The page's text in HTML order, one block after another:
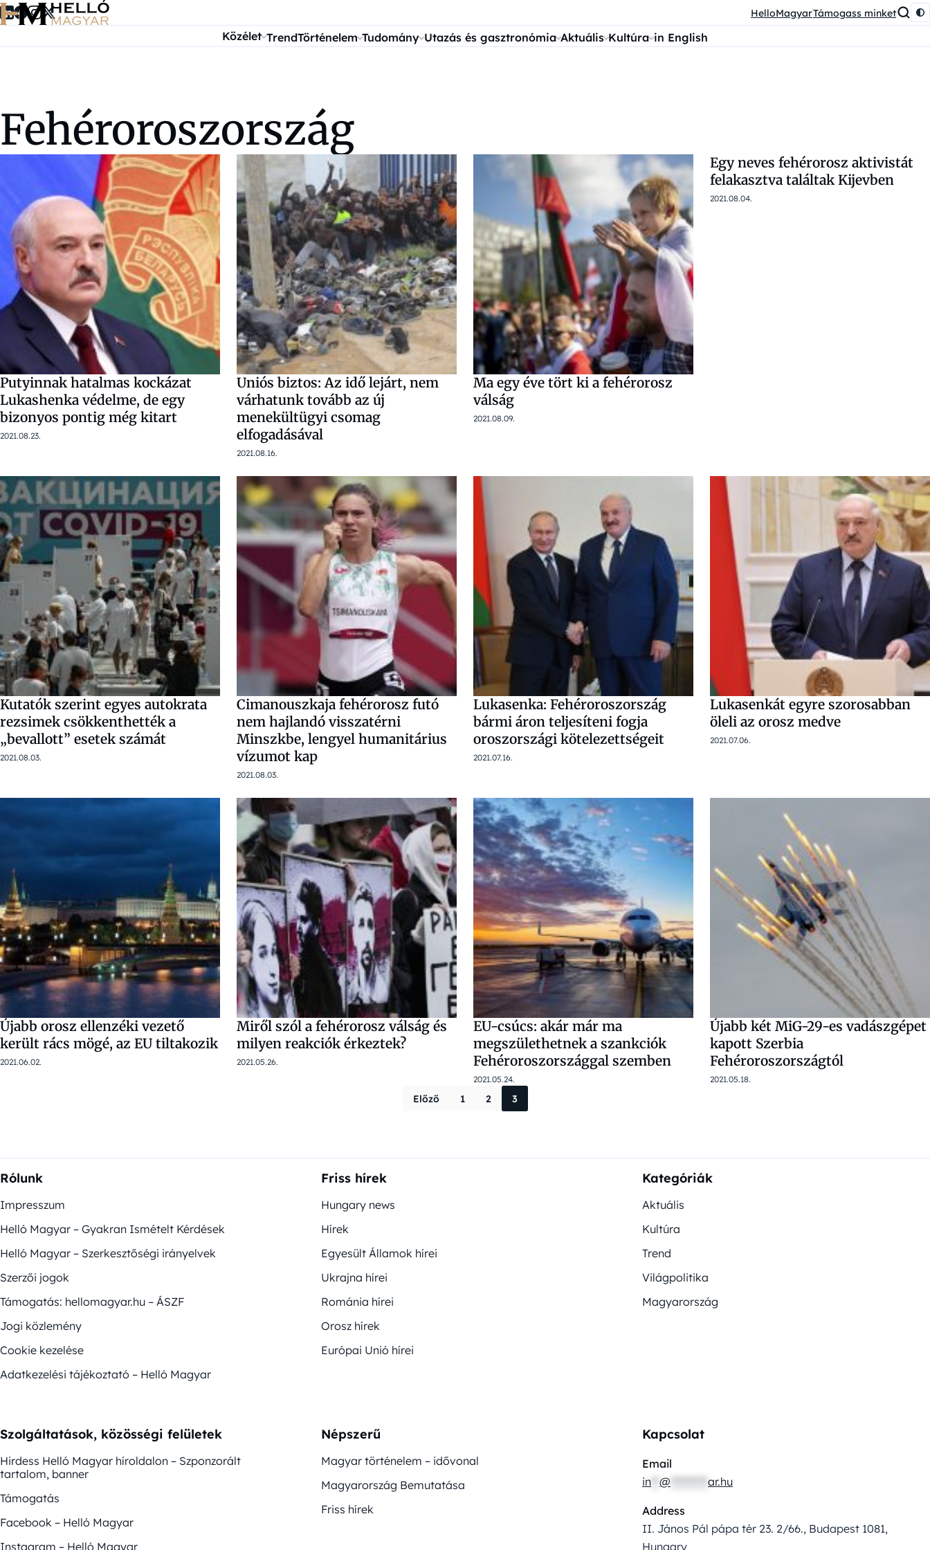
Ugrás a tartalomra HelloMagyarTámogass minket
Közélet TrendTörténelem Tudomány Utazás és gasztronómia Aktuális Kultúra in English
Fehéroroszország
Putyinnak hatalmas kockázat
Lukashenka védelme, de egy
bizonyos pontig még kitart
2021.08.23.
Uniós biztos: Az idő lejárt, nem
várhatunk tovább az új
menekültügyi csomag
elfogadásával
2021.08.16.
Ma egy éve tört ki a fehérorosz
válság
2021.08.09.
Egy neves fehérorosz aktivistát
felakasztva találtak Kijevben
2021.08.04.
Kutatók szerint egyes autokrata
rezsimek csökkenthették a
„bevallott” esetek számát
2021.08.03.
Cimanouszkaja fehérorosz futó
nem hajlandó visszatérni
Minszkbe, lengyel humanitárius
vízumot kap
2021.08.03.
Lukasenka: Fehéroroszország
bármi áron teljesíteni fogja
oroszországi kötelezettségeit
2021.07.16.
Lukasenkát egyre szorosabban
öleli az orosz medve
2021.07.06.
Újabb orosz ellenzéki vezető
került rács mögé, az EU tiltakozik
2021.06.02.
Miről szól a fehérorosz válság és
milyen reakciók érkeztek?
2021.05.26.
EU-csúcs: akár már ma
megszülethetnek a szankciók
Fehéroroszországgal szemben
2021.05.24.
Újabb két MiG-29-es vadászgépet
kapott Szerbia
Fehéroroszországtól
2021.05.18.
Bejegyzések lapozása
Előző 1 2 3
Rólunk
Impresszum
Helló Magyar – Gyakran Ismételt Kérdések
Helló Magyar – Szerkesztőségi irányelvek
Szerzői jogok
Támogatás: hellomagyar.hu – ÁSZF
Jogi közlemény
Cookie kezelése
Adatkezelési tájékoztató – Helló Magyar
Friss hírek
Hungary news
Hírek
Egyesült Államok hírei
Ukrajna hírei
Románia hírei
Orosz hírek
Európai Unió hírei
Kategóriák
Aktuális
Kultúra
Trend
Világpolitika
Magyarország
Szolgáltatások, közösségi felületek
Hirdess Helló Magyar híroldalon – Szponzorált
tartalom, banner
Támogatás
Facebook – Helló Magyar
Instagram – Helló Magyar
Népszerű
Magyar történelem – idővonal
Magyarország Bemutatása
Friss hírek
Kapcsolat
Email
in @ ar.hu
Address
II. János Pál pápa tér 23. 2/66., Budapest 1081,
Hungary